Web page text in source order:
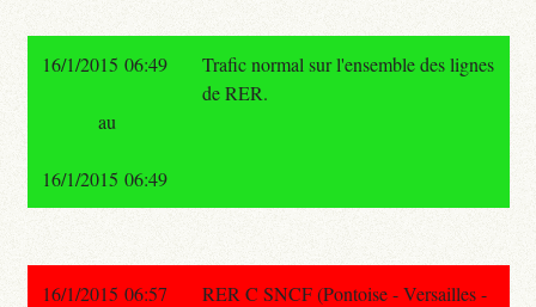
16/1/2015 06:49
Trafic normal sur l'ensemble des lignes
de RER.
au
16/1/2015 06:49
16/1/2015 06:57
RER C SNCF (Pontoise - Versailles -